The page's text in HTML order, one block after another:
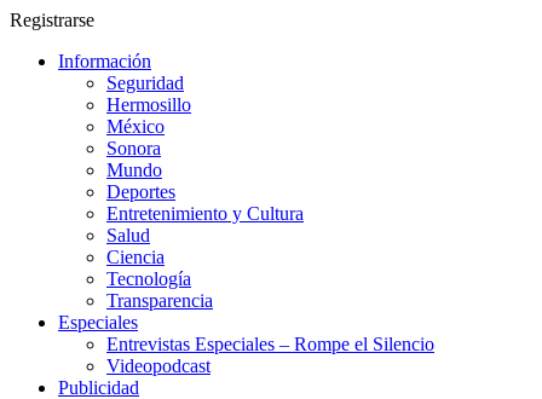
Registrarse
Información
Seguridad
Hermosillo
México
Sonora
Mundo
Deportes
Entretenimiento y Cultura
Salud
Ciencia
Tecnología
Transparencia
Especiales
Entrevistas Especiales – Rompe el Silencio
Videopodcast
Publicidad